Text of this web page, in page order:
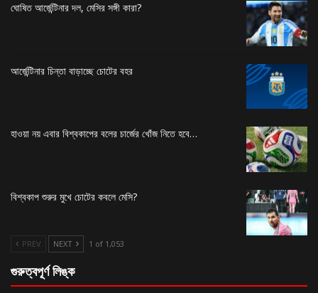
ঘোষিত আর্জেন্টিনার দল, মেসির সঙ্গী কারা?
আর্জেন্টিনার চিন্তা বাড়াচ্ছে চোটের বহর
হাওয়া নয় এবার বিশ্বকাপের বলের চার্জের খোঁজ নিতে হবে…
বিশ্বকাপ শুরুর মুখে চোটের কবলে মেসি?
PREV NEXT 1 of 1,053
গুরুত্বপূর্ণ লিঙ্ক